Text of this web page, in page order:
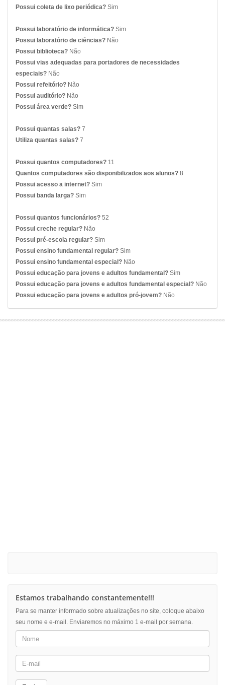
Possui coleta de lixo periódica? Sim
Possui laboratório de informática? Sim
Possui laboratório de ciências? Não
Possui biblioteca? Não
Possui vias adequadas para portadores de necessidades
especiais? Não
Possui refeitório? Não
Possui auditório? Não
Possui área verde? Sim
Possui quantas salas? 7
Utiliza quantas salas? 7
Possui quantos computadores? 11
Quantos computadores são disponibilizados aos alunos? 8
Possui acesso a internet? Sim
Possui banda larga? Sim
Possui quantos funcionários? 52
Possui creche regular? Não
Possui pré-escola regular? Sim
Possui ensino fundamental regular? Sim
Possui ensino fundamental especial? Não
Possui educação para jovens e adultos fundamental? Sim
Possui educação para jovens e adultos fundamental especial? Não
Possui educação para jovens e adultos pró-jovem? Não
Estamos trabalhando constantemente!!!
Para se manter informado sobre atualizações no site, coloque abaixo
seu nome e e-mail. Enviaremos no máximo 1 e-mail por semana.